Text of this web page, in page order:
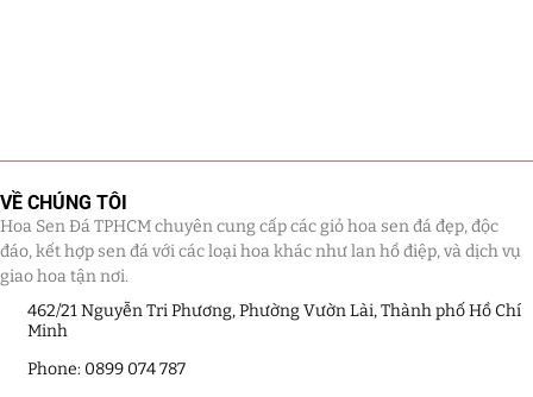
VỀ CHÚNG TÔI
Hoa Sen Đá TPHCM chuyên cung cấp các giỏ hoa sen đá đẹp, độc
đáo, kết hợp sen đá với các loại hoa khác như lan hồ điệp, và dịch vụ
giao hoa tận nơi.
462/21 Nguyễn Tri Phương, Phường Vườn Lài, Thành phố Hồ Chí
Minh
Phone: 0899 074 787